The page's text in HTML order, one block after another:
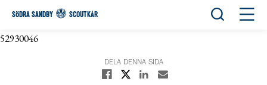
SÖDRA SANDBY SCOUTKÅR Öppna
52930046
DELA DENNA SIDA
Dela på Facebook
Dela på XDela på Linkedin
Dela med E-post